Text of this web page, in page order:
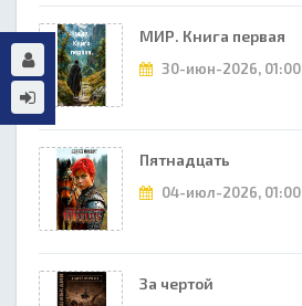
МИР. Книга первая
30-июн-2026, 01:00
Пятнадцать
04-июл-2026, 01:00
За чертой